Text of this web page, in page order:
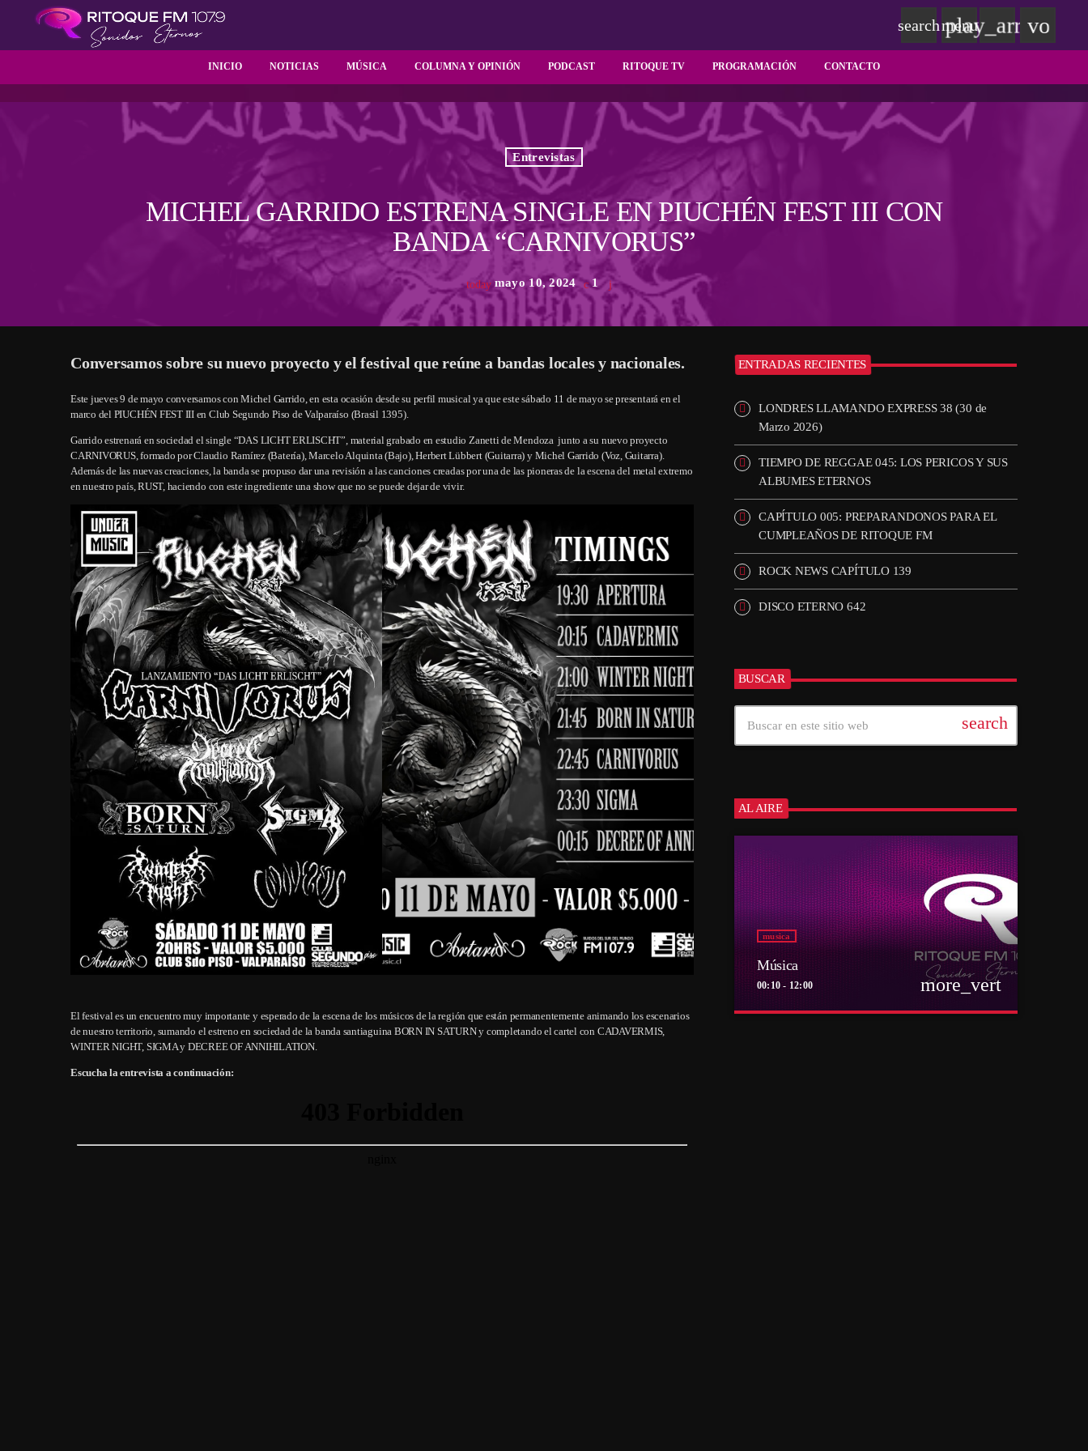
INICIO NOTICIAS MÚSICA COLUMNA Y OPINIÓN PODCAST RITOQUE TV PROGRAMACIÓN CONTACTO
searchmenu
play_arrow
Entrevistas
MICHEL GARRIDO ESTRENA SINGLE EN PIUCHÉN FEST III CON
BANDA “CARNIVORUS”
today mayo 10, 2024 1
Conversamos sobre su nuevo proyecto y el festival que reúne a bandas locales y nacionales.
Este jueves 9 de mayo conversamos con Michel Garrido, en esta ocasión desde su perfil musical ya que este sábado 11 de mayo se presentará en el
marco del PIUCHÉN FEST III en Club Segundo Piso de Valparaíso (Brasil 1395).
Garrido estrenará en sociedad el single “DAS LICHT ERLISCHT”, material grabado en estudio Zanetti de Mendoza junto a su nuevo proyecto
CARNIVORUS, formado por Claudio Ramírez (Batería), Marcelo Alquinta (Bajo), Herbert Lübbert (Guitarra) y Michel Garrido (Voz, Guitarra).
Además de las nuevas creaciones, la banda se propuso dar una revisión a las canciones creadas por una de las pioneras de la escena del metal extremo
en nuestro país, RUST, haciendo con este ingrediente una show que no se puede dejar de vivir.
El festival es un encuentro muy importante y esperado de la escena de los músicos de la región que están permanentemente animando los escenarios
de nuestro territorio, sumando el estreno en sociedad de la banda santiaguina BORN IN SATURN y completando el cartel con CADAVERMIS,
WINTER NIGHT, SIGMA y DECREE OF ANNIHILATION.
Escucha la entrevista a continuación:
ENTRADAS RECIENTES
LONDRES LLAMANDO EXPRESS 38 (30 de
Marzo 2026)
TIEMPO DE REGGAE 045: LOS PERICOS Y SUS
ALBUMES ETERNOS
CAPÍTULO 005: PREPARANDONOS PARA EL
CUMPLEAÑOS DE RITOQUE FM
ROCK NEWS CAPÍTULO 139
DISCO ETERNO 642
BUSCAR
search
AL AIRE
musica
Música
00:10 - 12:00 more_vert